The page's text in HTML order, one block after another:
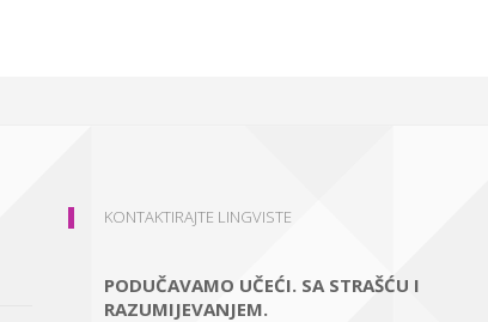
KONTAKTIRAJTE LINGVISTE
PODUČAVAMO UČEĆI. SA STRAŠĆU I
RAZUMIJEVANJEM.